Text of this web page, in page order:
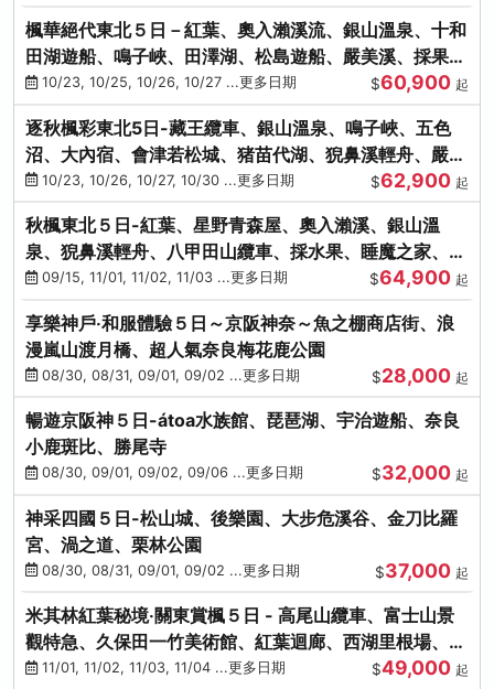
楓華絕代東北５日－紅葉、奧入瀨溪流、銀山溫泉、十和
田湖遊船、鳴子峽、田澤湖、松島遊船、嚴美溪、採果烤
牡蠣10/23, 10/25, 10/26, 10/27 ...更多日期 $60,900 起
逐秋楓彩東北5日-藏王纜車、銀山溫泉、鳴子峽、五色
沼、大內宿、會津若松城、猪苗代湖、猊鼻溪輕舟、嚴美
溪、松島海灣遊船
10/23, 10/26, 10/27, 10/30 ...更多日期 $62,900 起
秋楓東北５日-紅葉、星野青森屋、奧入瀨溪、銀山溫
泉、猊鼻溪輕舟、八甲田山纜車、採水果、睡魔之家、法
式料理(不進免稅店)
09/15, 11/01, 11/02, 11/03 ...更多日期 $64,900 起
享樂神戶‧和服體驗５日～京阪神奈～魚之棚商店街、浪
漫嵐山渡月橋、超人氣奈良梅花鹿公園
08/30, 08/31, 09/01, 09/02 ...更多日期 $28,000 起
暢遊京阪神５日-átoa水族館、琵琶湖、宇治遊船、奈良
小鹿斑比、勝尾寺
08/30, 09/01, 09/02, 09/06 ...更多日期 $32,000 起
神采四國５日-松山城、後樂園、大步危溪谷、金刀比羅
宮、渦之道、栗林公園
08/30, 08/31, 09/01, 09/02 ...更多日期 $37,000 起
米其林紅葉秘境‧關東賞楓５日 - 高尾山纜車、富士山景
觀特急、久保田一竹美術館、紅葉迴廊、西湖里根場、銀
杏大道
11/01, 11/02, 11/03, 11/04 ...更多日期 $49,000 起